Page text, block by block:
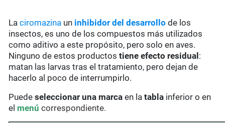
Laciromazina un inhibidor del desarrollo de los
insectos, es uno de los compuestos más utilizados
como aditivo a este propósito, pero solo en aves.
Ninguno de estos productos tiene efecto residual :
matan las larvas tras el tratamiento, pero dejan de
hacerlo al poco de interrumpirlo.
Puedeseleccionar una marca en la tabla inferior o en
el menúcorrespondiente.